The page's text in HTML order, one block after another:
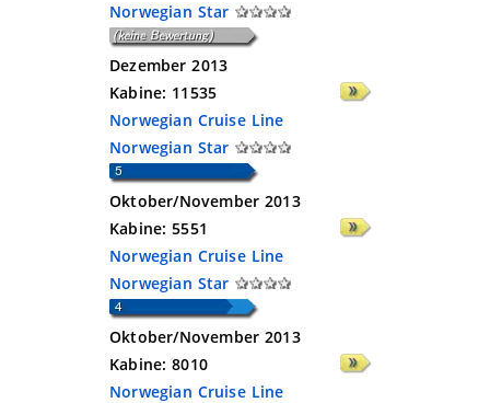
Norwegian Star
Dezember 2013
Kabine: 11535
Norwegian Cruise Line
Norwegian Star
Oktober/November 2013
Kabine:5551
Norwegian Cruise Line
Norwegian Star
Oktober/November 2013
Kabine:8010
Norwegian Cruise Line